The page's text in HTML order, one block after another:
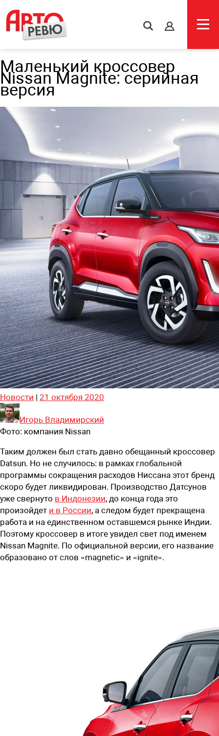
s
Маленький кроссовер
Nissan Magnite: серийная
версия
Новости | 21 октября 2020
Игорь Владимирский
Фото: компания Nissan
Таким должен был стать давно обещанный кроссовер
Datsun. Но не случилось: в рамках глобальной
программы сокращения расходов Ниссана этот бренд
скоро будет ликвидирован. Производство Датсунов
уже свернуто в Индонезии, до конца года это
произойдет и в России, а следом будет прекращена
работа и на единственном оставшемся рынке Индии.
Поэтому кроссовер в итоге увидел свет под именем
Nissan Magnite. По официальной версии, его название
образовано от слов «magnetic» и «ignite».